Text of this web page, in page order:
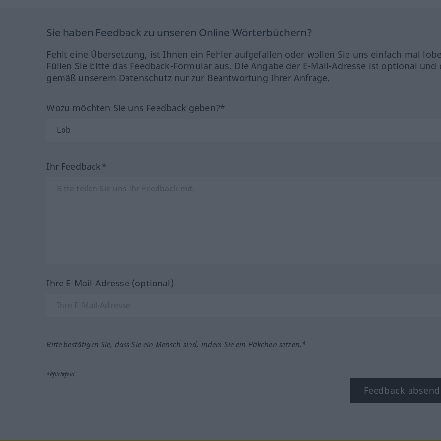
Sie haben Feedback zu unseren Online Wörterbüchern?
Fehlt eine Übersetzung, ist Ihnen ein Fehler aufgefallen oder wollen Sie uns einfach mal
Füllen Sie bitte das Feedback-Formular aus. Die Angabe der E-Mail-Adresse ist optional und
gemäß unserem Datenschutz nur zur Beantwortung Ihrer Anfrage.
Wozu möchten Sie uns Feedback geben?*
Ihr Feedback*
Ihre E-Mail-Adresse (optional)
Bitte bestätigen Sie, dass Sie ein Mensch sind, indem Sie ein Häkchen setzen.*
*Pflichtfeld
Feedback